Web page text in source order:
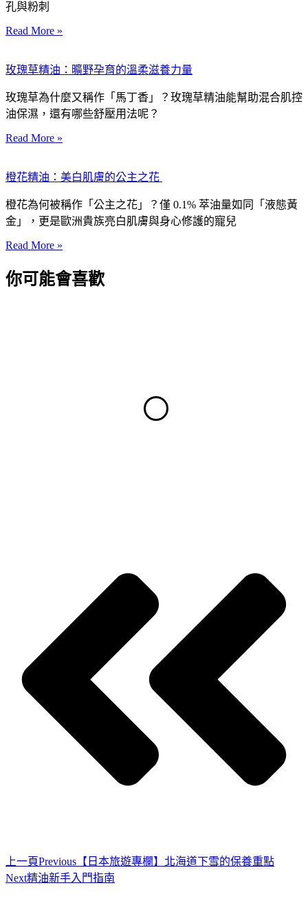
孔與粉刺
Read More »
玫瑰草精油：曠野孕育的溫柔滋養力量
玫瑰草為什麼又稱作「馬丁香」？玫瑰草精油能幫助混合肌控
油保濕，還有哪些舒壓用法呢？
Read More »
橙花精油：美白肌膚的公主之花
橙花為何被稱作「公主之花」？僅 0.1% 萃油量如同「液態黃
金」，更是歐洲貴族亮白肌膚與身心修護的寵兒
Read More »
你可能會喜歡
上一頁Previous 【日本旅遊專欄】北海道下雪的保養重點
Next精油新手入門指南